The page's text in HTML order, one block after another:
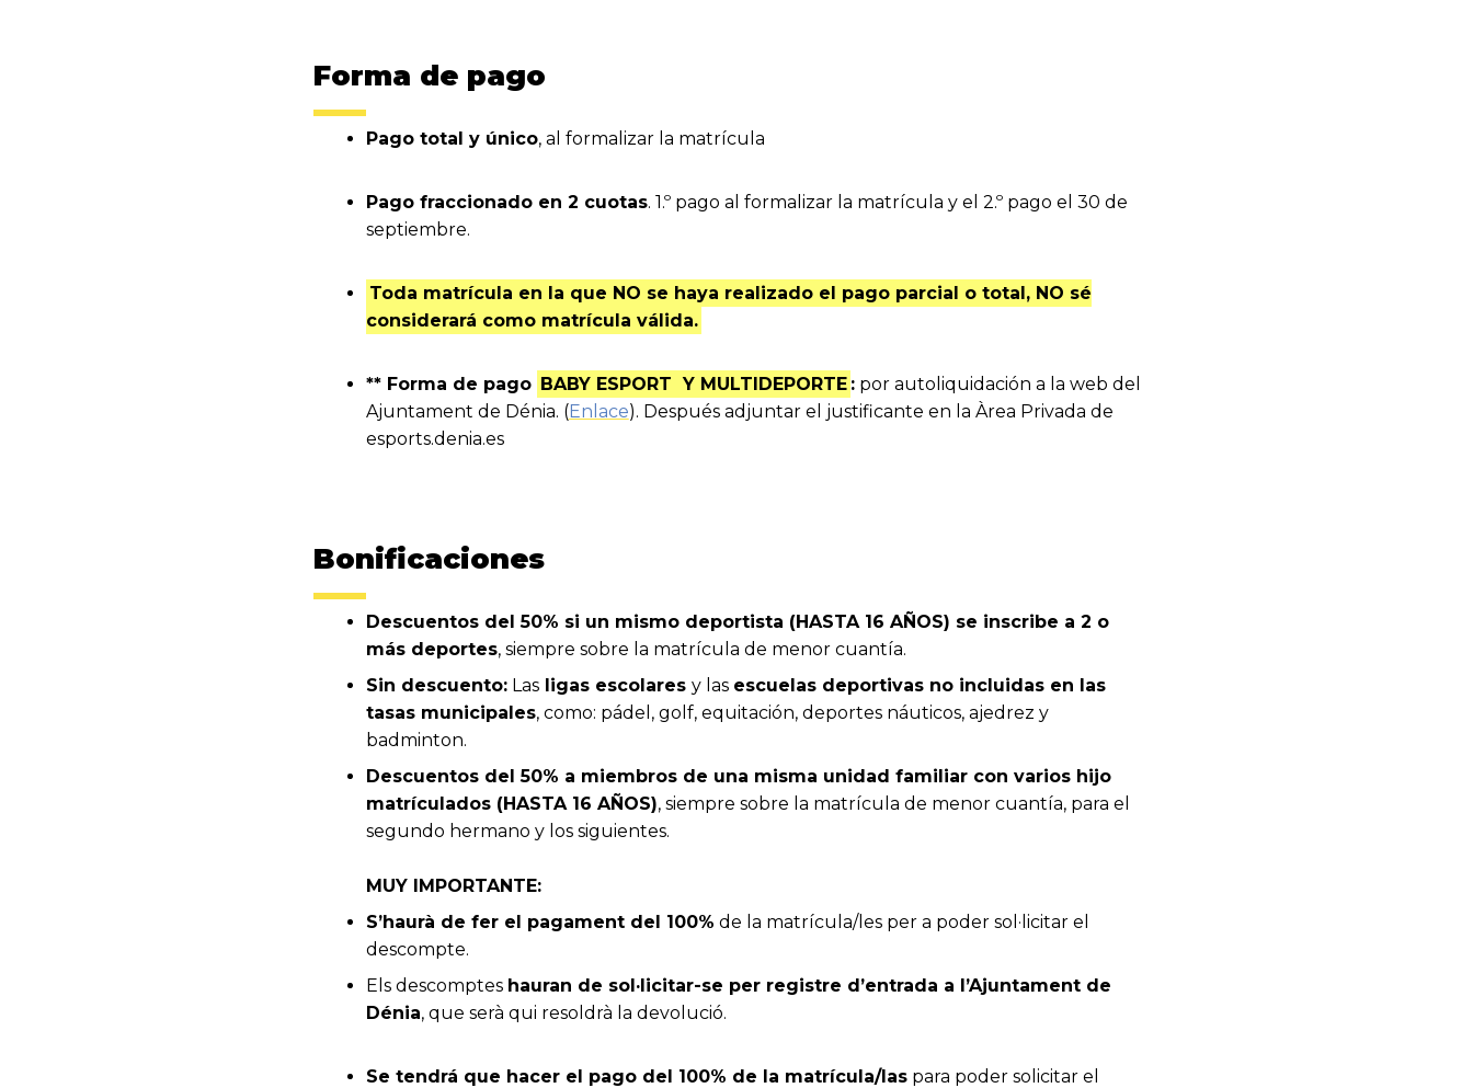
Forma de pago
Pago total y único, al formalizar la matrícula
Pago fraccionado en 2 cuotas. 1.º pago al formalizar la matrícula y el 2.º pago el 30 de
septiembre.
Toda matrícula en la que NO se haya realizado el pago parcial o total, NO sé
considerará como matrícula válida.
** Forma de pago BABY ESPORT Y MULTIDEPORTE : por autoliquidación a la web del
Ajuntament de Dénia. (Enlace). Después adjuntar el justificante en la Àrea Privada de
esports.denia.es
Bonificaciones
Descuentos del 50% si un mismo deportista (HASTA 16 AÑOS) se inscribe a 2 o
más deportes, siempre sobre la matrícula de menor cuantía.
Sin descuento:Lasligas escolares y las escuelas deportivas no incluidas en las
tasas municipales, como: pádel, golf, equitación, deportes náuticos, ajedrez y
badminton.
Descuentos del 50% a miembros de una misma unidad familiar con varios hijo
matrículados (HASTA 16 AÑOS), siempre sobre la matrícula de menor cuantía, para el
segundo hermano y los siguientes.
MUY IMPORTANTE:
S’haurà de fer el pagament del 100% de la matrícula/les per a poder sol·licitar el
descompte.
Els descomptes hauran de sol·licitar-se per registre d’entrada a l’Ajuntament de
Dénia, que serà qui resoldrà la devolució.
Se tendrá que hacer el pago del 100% de la matrícula/laspara poder solicitar el